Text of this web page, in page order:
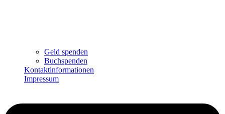
Geld spenden
Buchspenden
Kontaktinformationen
Impressum